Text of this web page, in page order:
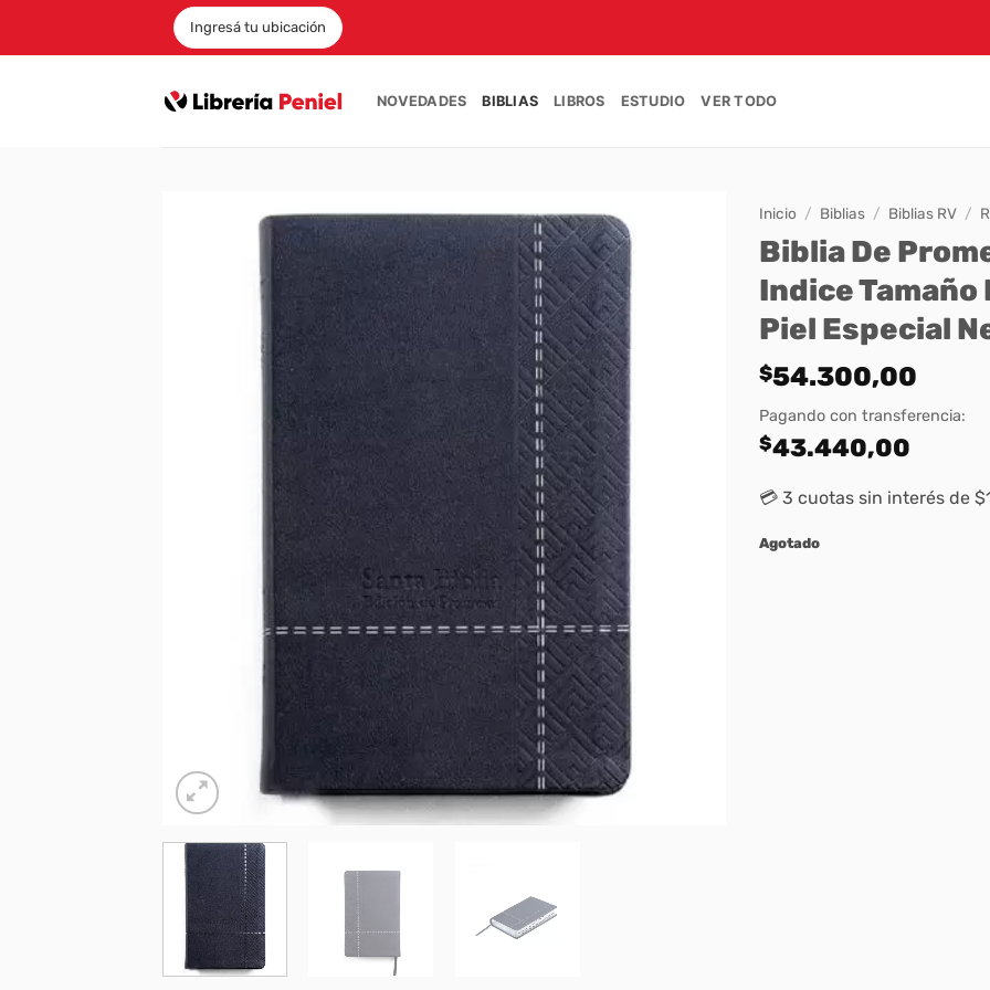
Ingresá tu ubicación
NOVEDADES BIBLIAS LIBROS ESTUDIO VER TODO
Inicio / Biblias / Biblias RV /
Biblia De
Indice Tamaño
Piel Especial
$54.300,00
Pagando con transferencia:
$43.440,00
💳 3 cuotas sin interés de
Agotado